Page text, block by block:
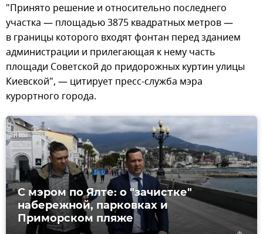
"Принято решение и относительно последнего
участка — площадью 3875 квадратных метров —
в границы которого входят фонтан перед зданием
администрации и прилегающая к нему часть
площади Советской до придорожных куртин улицы
Киевской", — цитирует пресс-служба мэра
курортного города.
С мэром по Ялте: о "зачистке"
набережной, парковках и
Приморском пляже